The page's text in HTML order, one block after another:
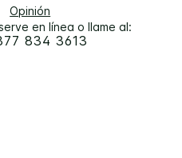
Opinión
en línea o llame al:
834 3613